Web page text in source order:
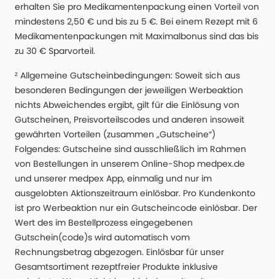
erhalten Sie pro Medikamentenpackung einen Vorteil von
mindestens 2,50 € und bis zu 5 €. Bei einem Rezept mit 6
Medikamentenpackungen mit Maximalbonus sind das bis
zu 30 € Sparvorteil.
² Allgemeine Gutscheinbedingungen: Soweit sich aus
besonderen Bedingungen der jeweiligen Werbeaktion
nichts Abweichendes ergibt, gilt für die Einlösung von
Gutscheinen, Preisvorteilscodes und anderen insoweit
gewährten Vorteilen (zusammen „Gutscheine“)
Folgendes: Gutscheine sind ausschließlich im Rahmen
von Bestellungen in unserem Online-Shop medpex.de
und unserer medpex App, einmalig und nur im
ausgelobten Aktionszeitraum einlösbar. Pro Kundenkonto
ist pro Werbeaktion nur ein Gutscheincode einlösbar. Der
Wert des im Bestellprozess eingegebenen
Gutschein(code)s wird automatisch vom
Rechnungsbetrag abgezogen. Einlösbar für unser
Gesamtsortiment rezeptfreier Produkte inklusive